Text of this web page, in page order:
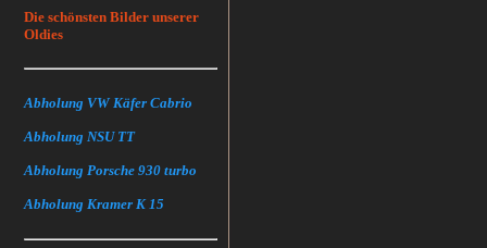
Die schönsten Bilder unserer
Oldies
Abholung VW Käfer Cabrio
Abholung NSU TT
Abholung Porsche 930 turbo
Abholung Kramer K 15